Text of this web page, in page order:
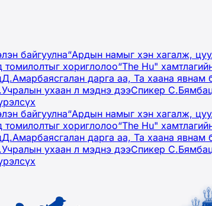
байгуулна“Ардын намыг хэн хагалж,
хориглолоо“The Hu"
Д.Амарбаясгалан дарга аа, Та хаана явнам
ухаан л мэднэ дээСпикер
байгуулна“Ардын намыг хэн хагалж,
хориглолоо“The Hu"
Д.Амарбаясгалан дарга аа, Та хаана явнам
ухаан л мэднэ дээСпикер